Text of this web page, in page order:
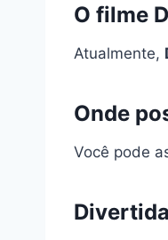
O filme
Atualmente,
Onde
Você pode